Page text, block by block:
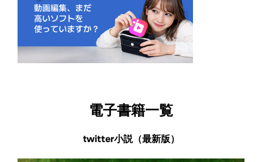
電子書籍一覧
twitter小説（最新版）